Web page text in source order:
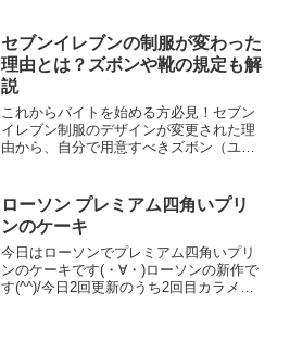
セブンイレブンの制服が変わった
理由とは？ズボンや靴の規定も解
説
これからバイトを始める方必見！セブン
イレブン制服のデザインが変更された理
由から、自分で用意すべきズボン（ユニ
職時の返却マナーなど、セブンイレブン
制服に関するあらゆる疑問を網羅した完
全ガイドです。
ローソン プレミアム四角いプリ
ンのケーキ
今日はローソンでプレミアム四角いプリ
ンのケーキです(・∀・)ローソンの新作で
す(^^)/今日2回更新のうち2回目カラメル